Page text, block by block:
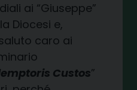
ai “Giuseppe”
Diocesi e,
caro ai
Custos”